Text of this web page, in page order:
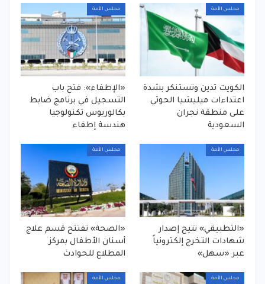
مجلس الأمة
الكويت تدين وتستنكر بشدة
اعتداءات ميليشيا الحوثي
على منطقة نجران
السعودية
مجلس الأمة
«الإطفاء»: فتح باب
التسجيل في برنامج ضابط
بكالوريوس تكنولوجيا
هندسة إطفاء
مجلس الأمة
«التطبيقي» تتيح إصدار
شهادات التخرج إلكترونياً
عبر «سهل»
مجلس الأمة
«الصحة» تفتتح قسم علاج
أسنان الأطفال بمركز
المطلاع للحوادث
مجلس الأمة مجلس الأمة